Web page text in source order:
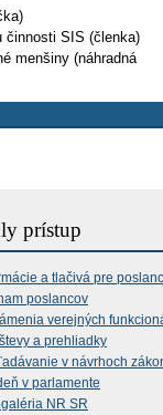
činnosti SIS (členka)
menšiny (náhradná
prístup
a tlačivá pre
poslancov
verejných
a prehliadky
v návrhoch
v parlamente
NR SR